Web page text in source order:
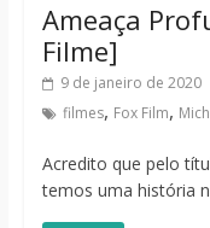
Ameaça
Filme]
9 de janeiro de 2020
filmes, Fox Film,
Acredito que pelo
temos uma história